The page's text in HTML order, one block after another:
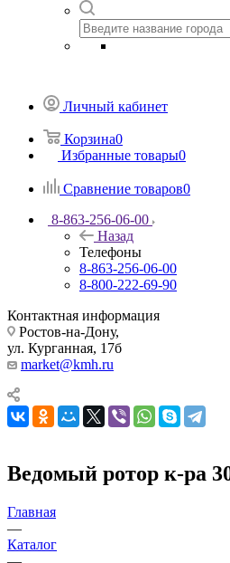
Личный кабинет
Корзина0
Избранные товары0
Сравнение товаров0
8-863-256-06-00
Назад
Телефоны
8-863-256-06-00
8-800-222-69-90
Контактная информация
Ростов-на-Дону,
ул. Курганная, 17б
market@kmh.ru
Ведомый ротор к-ра
Главная
—
Каталог